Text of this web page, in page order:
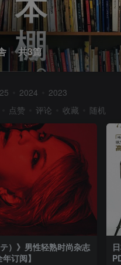
共3篇
2024
2023
点赞 评论 收藏 随机
）》男性轻熟时尚杂志
订阅】